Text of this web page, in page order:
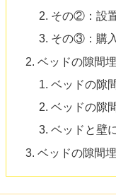
その②：設
その③：購
ベッドの隙間
ベッドの隙
ベッドの隙
ベッドと壁
ベッドの隙間